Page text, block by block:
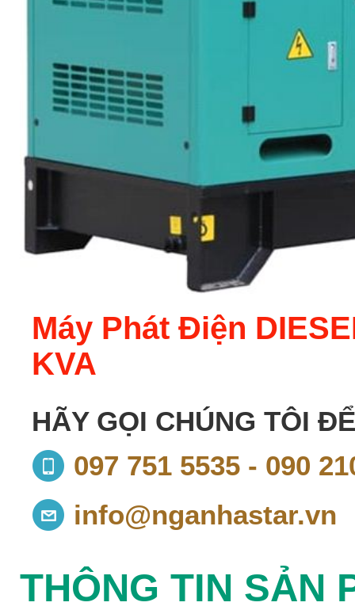
Máy Phát Điện
KVA
HÃY GỌI CHÚNG TÔI
097 751 5535 - 090
info@nganhastar.vn
THÔNG TIN SẢN